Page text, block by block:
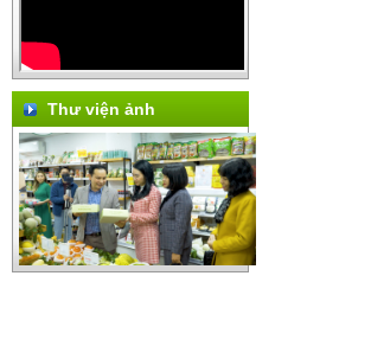
Thư viện ảnh